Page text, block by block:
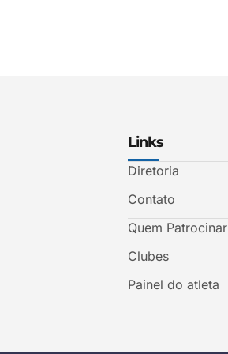
Links
Diretoria
Contato
Quem Patrocinar
Clubes
Painel do atleta